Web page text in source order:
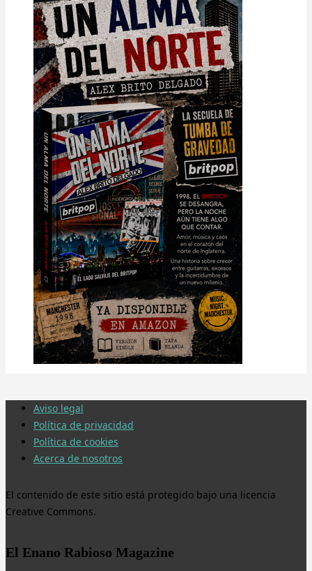
Aviso legal
Política de privacidad
Política de cookies
Acerca de nosotros
El contenido de este sitio está protegido bajo una licencia
Creative Commons.
El Enano Rabioso Magazine